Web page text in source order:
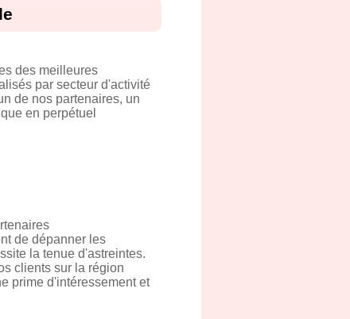
des meilleures
par secteur d'activité
de nos partenaires, un
en perpétuel
de dépanner les
la tenue d'astreintes.
clients sur la région
prime d'intéressement et